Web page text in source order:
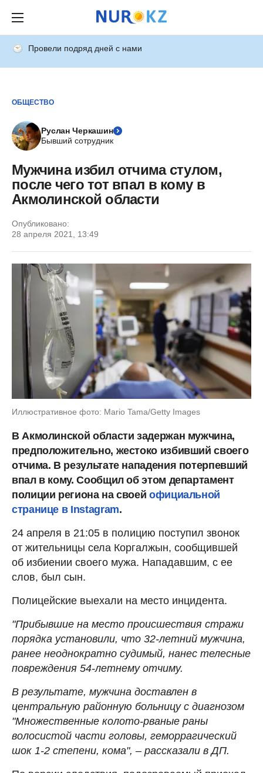
Провели подряд дней с нами
ОБЩЕСТВО
Руслан Черкашин
Бывший сотрудник
Мужчина избил отчима стулом,
после чего тот впал в кому в
Акмолинской области
Опубликовано:
28 апреля 2021, 13:49
Иллюстративное фото: Mario Tama/Getty Images
В Акмолинской области задержан мужчина,
предположительно, жестоко избивший своего
отчима. В результате нападения потерпевший
впал в кому. Сообщил об этом департамент
полиции региона на своей официальной
странице в Instagram.
24 апреля в 21:05 в полицию поступил звонок
от жительницы села Коргалжын, сообщившей
об избиении своего мужа. Нападавшим, с ее
слов, был сын.
Полицейские выехали на место инцидента.
"Прибывшие на место происшествия стражи
порядка установили, что 32-летний мужчина,
ранее неоднократно судимый, нанес телесные
повреждения 54-летнему отчиму.
В результате, мужчина доставлен в
центральную районную больницу с диагнозом
"Множественные колото-рваные раны
волосистой части головы, геморрагический
шок 1-2 степени, кома", – рассказали в ДП.